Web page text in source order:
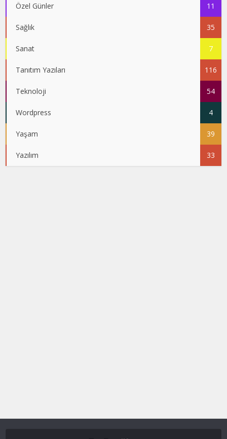
Özel Günler 11
Sağlık 35
Sanat 7
Tanıtım Yazıları 116
Teknoloji 54
Wordpress 4
Yaşam 39
Yazılım 33